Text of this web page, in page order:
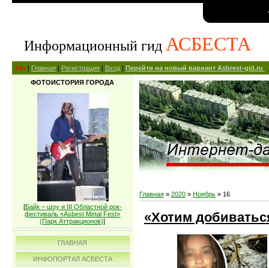
Информационный гид АСБЕСТА
14+ | Главная | Регистрация | Вход | Перейти на новый вариант Asbrest-gid.ru
ФОТОИСТОРИЯ ГОРОДА
[Байк – шоу и III Областной рок-
фестиваль «Asbest Metal Fest»
(Парк Аттракционов)]
ГЛАВНАЯ
ИНФОПОРТАЛ АСБЕСТА
Главная » 2020 » Ноябрь » 16
«Хотим